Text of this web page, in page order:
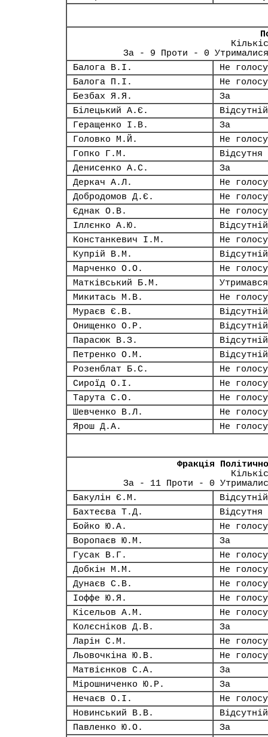
За - 9 Проти - 0
Балога В.І.
Не
Балога П.І.
Не
Безбах Я.Я.
За
Білецький А.Є.
Відсутній
Геращенко І.В.
За
Головко М.Й.
Не
Гопко Г.М.
Відсутня
Денисенко А.С.
За
Деркач А.Л.
Не
Добродомов Д.Є.
Не
Єднак О.В.
Не
Іллєнко А.Ю.
Відсутній
Констанкевич І.М.
Не
Купрій В.М.
Відсутній
Марченко О.О.
Не
Матківський Б.М.
Утримався
Микитась М.В.
Не
Мураєв Є.В.
Відсутній
Онищенко О.Р.
Відсутній
Парасюк В.З.
Відсутній
Петренко О.М.
Відсутній
Розенблат Б.С.
Не
Сироїд О.І.
Не
Тарута С.О.
Не
Шевченко В.Л.
Не
Ярош Д.А.
Не
Фракція
За - 11 Проти - 0
Бакулін Є.М.
Відсутній
Бахтеєва Т.Д.
Відсутня
Бойко Ю.А.
Не
Воропаєв Ю.М.
За
Гусак В.Г.
Не
Добкін М.М.
Не
Дунаєв С.В.
Не
Іоффе Ю.Я.
Не
Кісельов А.М.
Не
Колєсніков Д.В.
За
Ларін С.М.
Не
Льовочкіна Ю.В.
Не
Матвієнков С.А.
За
Мірошниченко Ю.Р.
За
Нечаєв О.І.
Не
Новинський В.В.
Відсутній
Павленко Ю.О.
За